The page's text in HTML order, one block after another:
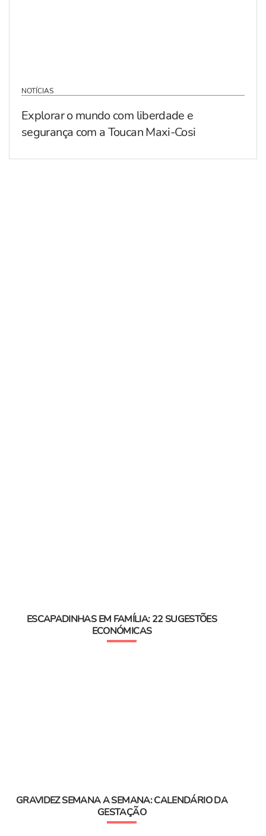
NOTÍCIAS
Explorar o mundo com liberdade e
segurança com a Toucan Maxi-Cosi
ESCAPADINHAS EM FAMÍLIA: 22 SUGESTÕES
ECONÓMICAS
GRAVIDEZ SEMANA A SEMANA: CALENDÁRIO DA
GESTAÇÃO